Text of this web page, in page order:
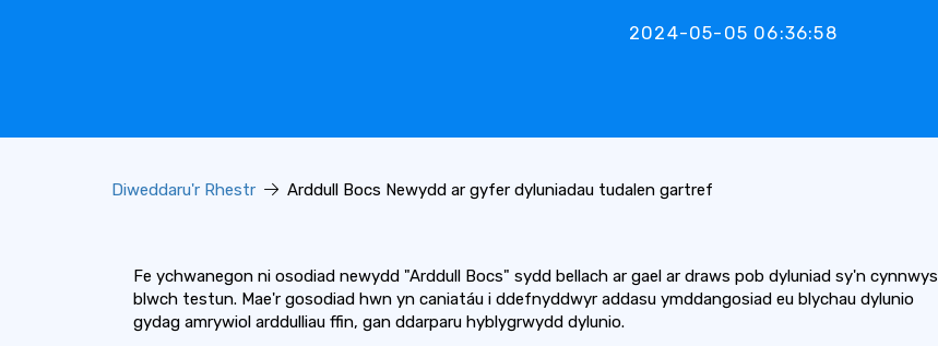
2024-05-05 06:36:58
Diweddaru'r Rhestr Arddull Bocs Newydd ar gyfer dyluniadau tudalen gartref
Fe ychwanegon ni osodiad newydd "Arddull Bocs" sydd bellach ar gael ar draws pob dyluniad sy'n cynnwys
blwch testun. Mae'r gosodiad hwn yn caniatáu i ddefnyddwyr addasu ymddangosiad eu blychau dylunio
gydag amrywiol arddulliau ffin, gan ddarparu hyblygrwydd dylunio.